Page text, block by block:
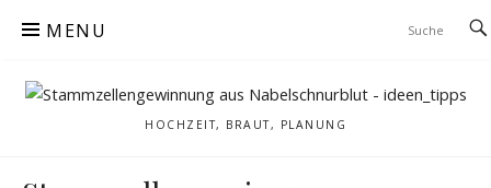
MENU
HOCHZEIT, BRAUT, PLANUNG